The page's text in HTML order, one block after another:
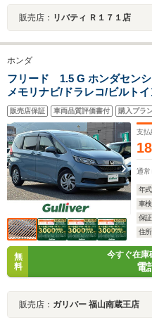
販売店： リバティ Ｒ１７１店
ホンダ
フリード 1.5 G ホンダセン
メモリナビ/ドラレコ/ビルト
ーダークルーズコントロール/
被害軽減ブレーキ/バックカメ
機能
販売店保証 車両品質評価書付 購入プラ
支払
通常
年式
車検
保証
住所
無
料
今すぐ在庫
電
販売店： ガリバー 福山南蔵王店